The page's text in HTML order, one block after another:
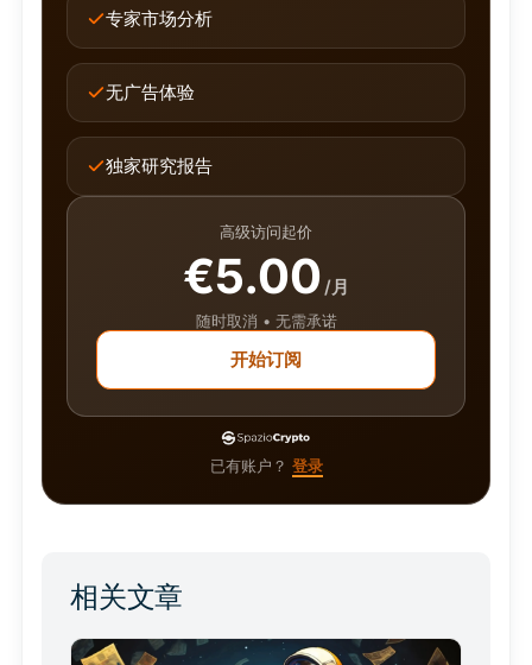
专家市场分析
无广告体验
独家研究报告
高级访问起价
€5.00/月
随时取消 • 无需承诺
开始订阅
已有账户？ 登录
相关文章